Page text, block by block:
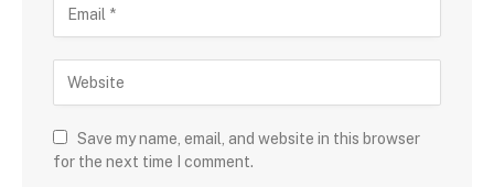
Save my name, email, and website in this browser
for the next time I comment.